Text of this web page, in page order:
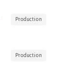
Production
Production